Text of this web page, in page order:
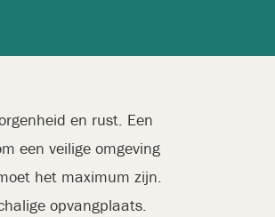
en rust. Een
een veilige omgeving
het maximum zijn.
opvangplaats.